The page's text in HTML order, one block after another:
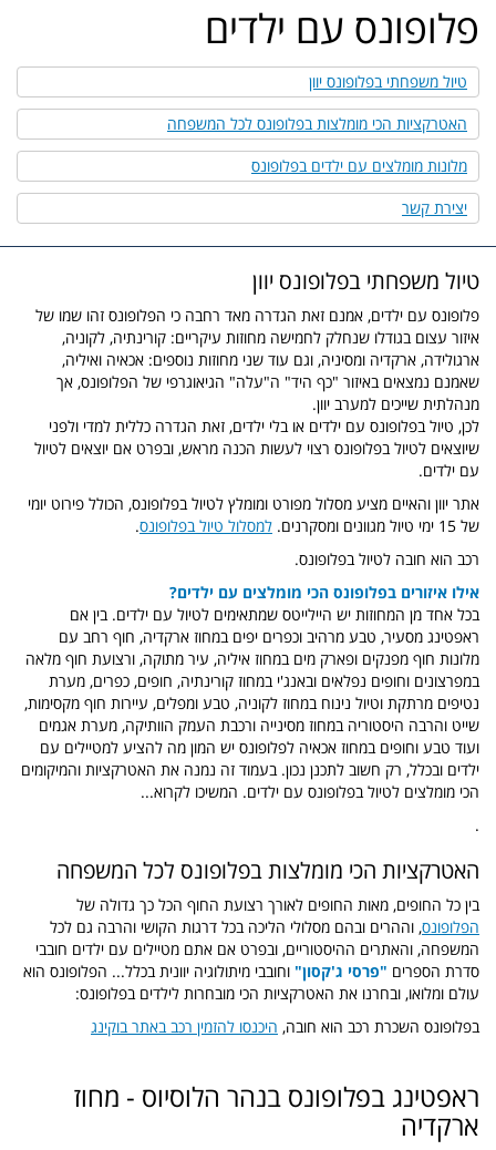
פלופונס עם ילדים
טיול משפחתי בפלופונס יוון
האטרקציות הכי מומלצות בפלופונס לכל המשפחה
מלונות מומלצים עם ילדים בפלופונס
יצירת קשר
טיול משפחתי בפלופונס יוון
פלופונס עם ילדים, אמנם זאת הגדרה מאד רחבה כי הפלופונס זהו שמו של
איזור עצום בגודלו שנחלק לחמישה מחוזות עיקריים: קורינתיה, לקוניה,
ארגולידה, ארקדיה ומסיניה, וגם עוד שני מחוזות נוספים: אכאיה ואיליה,
שאמנם נמצאים באיזור "כף היד" ה"עלה" הגיאוגרפי של הפלופונס, אך
מנהלתית שייכים למערב יוון.
לכן, טיול בפלופונס עם ילדים או בלי ילדים, זאת הגדרה כללית למדי ולפני
שיוצאים לטיול בפלופונס רצוי לעשות הכנה מראש, ובפרט אם יוצאים לטיול
עם ילדים.
אתר יוון והאיים מציע מסלול מפורט ומומלץ לטיול בפלופונס, הכולל פירוט יומי
של 15 ימי טיול מגוונים ומסקרנים.
למסלול טיול בפלופונס.
רכב הוא חובה לטיול בפלופונס.
אילו איזורים בפלופונס הכי מומלצים עם ילדים?
בכל אחד מן המחוזות יש היילייטס שמתאימים לטיול עם ילדים. בין אם
ראפטינג מסעיר, טבע מרהיב וכפרים יפים במחוז ארקדיה, חוף רחב עם
מלונות חוף מפנקים ופארק מים במחוז איליה, עיר מתוקה, ורצועת חוף מלאה
במפרצונים וחופים נפלאים ובאנג'י במחוז קורינתיה, חופים, כפרים, מערת
נטיפים מרתקת וטיול נינוח במחוז לקוניה, טבע ומפלים, עיירות חוף מקסימות,
שייט והרבה היסטוריה במחוז מסינייה ורכבת העמק הוותיקה, מערת אגמים
ועוד טבע וחופים במחוז אכאיה לפלופונס יש המון מה להציע למטיילים עם
ילדים ובכלל, רק חשוב לתכנן נכון. בעמוד זה נמנה את האטרקציות והמיקומים
הכי מומלצים לטיול בפלופונס עם ילדים. המשיכו לקרוא...
.
האטרקציות הכי מומלצות בפלופונס לכל המשפחה
בין כל החופים, מאות החופים לאורך רצועת החוף הכל כך גדולה של
הפלופונס, וההרים ובהם מסלולי הליכה בכל דרגות הקושי והרבה גם לכל
המשפחה, והאתרים ההיסטוריים, ובפרט אם אתם מטיילים עם ילדים חובבי
סדרת הספרים "פרסי ג'קסון" וחובבי מיתולוגיה יוונית בכלל... הפלופונס הוא
עולם ומלואו, ובחרנו את האטרקציות הכי מובחרות לילדים בפלופונס:
בפלופונס השכרת רכב הוא חובה, היכנסו להזמין רכב באתר בוקינג
ראפטינג בפלופונס בנהר הלוסיוס - מחוז
ארקדיה